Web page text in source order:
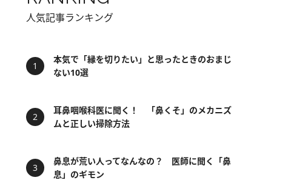
人気記事ランキング
本気で「縁を切りたい」と思ったときのおまじ
ない10選
耳鼻咽喉科医に聞く！ 「鼻くそ」のメカニズ
ムと正しい掃除方法
鼻息が荒い人ってなんなの？ 医師に聞く「鼻
息」のギモン